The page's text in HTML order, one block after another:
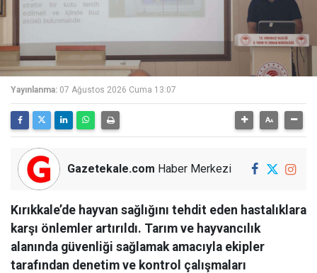
Yayınlanma: 07 Ağustos 2026 Cuma 13:07
Gazetekale.com Haber Merkezi
Kırıkkale’de hayvan sağlığını tehdit eden hastalıklara
karşı önlemler artırıldı. Tarım ve hayvancılık
alanında güvenliği sağlamak amacıyla ekipler
tarafından denetim ve kontrol çalışmaları